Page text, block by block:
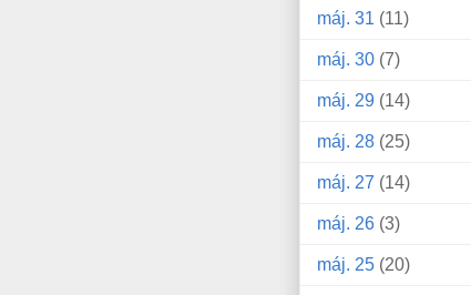
máj. 31 (11)
máj. 30 (7)
máj. 29 (14)
máj. 28 (25)
máj. 27 (14)
máj. 26 (3)
máj. 25 (20)